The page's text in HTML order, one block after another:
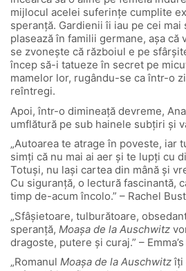
mijlocul acelei suferințe cumplite
speranță. Gardienii îi iau pe cei
plasează în familii germane, așa că
se zvonește că războiul e pe
încep să-i tatueze în secret pe
mamelor lor, rugându-se ca într-o
reîntregi.
Apoi, într-o dimineață devreme,
umflătură pe sub hainele subțiri și
„Autoarea te atrage în poveste, iar
simți că nu mai ai aer și te lupți cu
Totuși, nu lași cartea din mână și
Cu siguranță, o lectură fascinantă,
timp de-acum încolo.” – Rachel
„Sfâșietoare, tulburătoare,
speranță, Moașa de la Auschwitz
dragoste, putere și curaj.” –
„Romanul Moașa de la Auschwitzîți